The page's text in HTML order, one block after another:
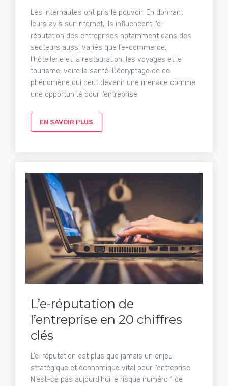
Les internautes ont pris le pouvoir. En donnant
leurs avis sur Internet, ils influencent l’e-
réputation des entreprises notamment dans des
secteurs aussi variés que l’e-commerce,
l’hôtellerie et la restauration, les voyages et le
tourisme, voire la santé. Décryptage de ce
phénomène qui peut devenir une menace comme
une opportunité pour l’entreprise.
EN SAVOIR PLUS
L’e-réputation de
l’entreprise en 20 chiffres
clés
L’e-réputation est plus que jamais un enjeu
stratégique et économique vital pour l’entreprise.
N’est-ce pas aujourd’hui le risque numéro 1 de